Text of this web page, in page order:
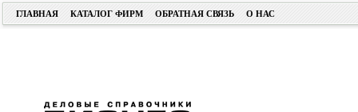
ГЛАВНАЯ КАТАЛОГ ФИРМ ОБРАТНАЯ СВЯЗЬ О НАС